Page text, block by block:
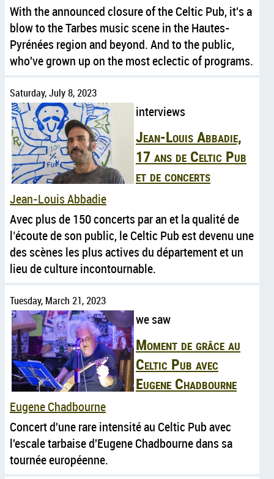
With the announced closure of the Celtic Pub, it's a
blow to the Tarbes music scene in the Hautes-
Pyrénées region and beyond. And to the public,
who've grown up on the most eclectic of programs.
Saturday, July 8, 2023
interviews
Jean-Louis Abbadie,
17 ans de Celtic Pub
et de concerts
Jean-Louis Abbadie
Avec plus de 150 concerts par an et la qualité de
l’écoute de son public, le Celtic Pub est devenu une
des scènes les plus actives du département et un
lieu de culture incontournable.
Tuesday, March 21, 2023
we saw
Moment de grâce au
Celtic Pub avec
Eugene Chadbourne
Eugene Chadbourne
Concert d'une rare intensité au Celtic Pub avec
l'escale tarbaise d'Eugene Chadbourne dans sa
tournée européenne.